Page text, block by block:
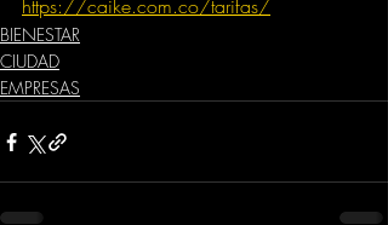
https://caike.com.co/tarifas/
BIENESTAR
CIUDAD
EMPRESAS